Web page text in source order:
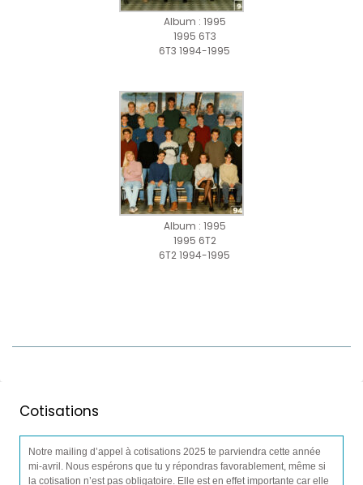
Album : 1995
1995 6T3
6T3 1994-1995
Album : 1995
1995 6T2
6T2 1994-1995
Cotisations
Notre mailing d’appel à cotisations 2025 te parviendra cette année
mi-avril. Nous espérons que tu y répondras favorablement, même si
la cotisation n’est pas obligatoire. Elle est en effet importante car elle